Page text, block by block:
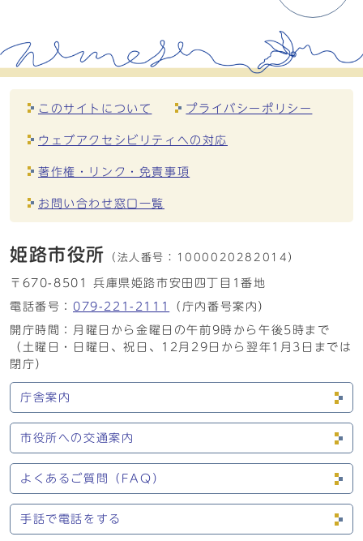
このサイトについて プライバシーポリシー
ウェブアクセシビリティへの対応
著作権・リンク・免責事項
お問い合わせ窓口一覧
姫路市役所 （法人番号： 1000020282014）
〒670-8501 兵庫県姫路市安田四丁目1番地
電話番号： 079-221-2111
（庁内番号案内）
開庁時間：月曜日から金曜日の午前9時から午後5時まで
（土曜日・日曜日、祝日、12月29日から翌年1月3日までは
閉庁）
庁舎案内
市役所への交通案内
よくあるご質問（FAQ）
手話で電話をする